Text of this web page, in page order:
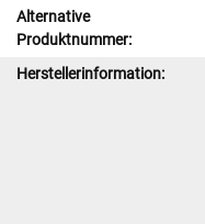
Alternative
Produktnummer:
Herstellerinformation: